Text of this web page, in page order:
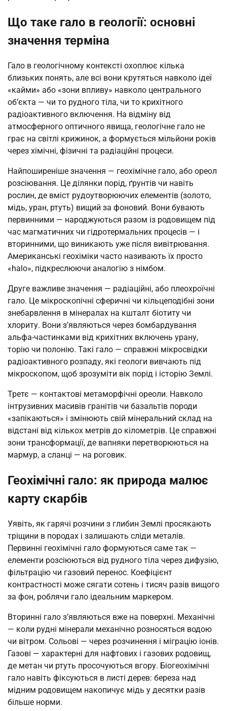
Що таке гало в геології: основні
значення терміна
Гало в геологічному контексті охоплює кілька
близьких понять, але всі вони крутяться навколо ідеї
«кайми» або «зони впливу» навколо центрального
об’єкта — чи то рудного тіла, чи то крихітного
радіоактивного включення. На відміну від
атмосферного оптичного явища, геологічне гало не
грає на світлі крижинок, а формується мільйони років
через хімічні, фізичні та радіаційні процеси.
Найпоширеніше значення — геохімічне гало, або ореол
розсіювання. Це ділянки порід, ґрунтів чи навіть
рослин, де вміст рудоутворюючих елементів (золото,
мідь, уран, ртуть) вищий за фоновий. Вони бувають
первинними — народжуються разом із родовищем під
час магматичних чи гідротермальних процесів — і
вторинними, що виникають уже після вивітрювання.
Американські геохіміки часто називають їх просто
«halo», підкреслюючи аналогію з німбом.
Друге важливе значення — радіаційні, або плеохроїчні
гало. Це мікроскопічні сферичні чи кільцеподібні зони
знебарвлення в мінералах на кшталт біотиту чи
хлориту. Вони з’являються через бомбардування
альфа-частинками від крихітних включень урану,
торію чи полонію. Такі гало — справжні мікросвідки
радіоактивного розпаду, які геологи вивчають під
мікроскопом, щоб зрозуміти вік порід і історію Землі.
Третє — контактові метаморфічні ореоли. Навколо
інтрузивних масивів гранітів чи базальтів породи
«запікаються» і змінюють свій мінеральний склад на
відстані від кількох метрів до кілометрів. Це справжні
зони трансформації, де вапняки перетворюються на
мармур, а сланці — на роговик.
Геохімічні гало: як природа малює
карту скарбів
Уявіть, як гарячі розчини з глибин Землі просякають
тріщини в породах і залишають сліди металів.
Первинні геохімічні гало формуються саме так —
елементи розсіюються від рудного тіла через дифузію,
фільтрацію чи газовий перенос. Коефіцієнт
контрастності може сягати сотень і тисяч разів вищого
за фон, роблячи гало ідеальним маркером.
Вторинні гало з’являються вже на поверхні. Механічні
— коли рудні мінерали механічно розносяться водою
чи вітром. Сольові — через розчинення і міграцію іонів.
Газові — характерні для нафтових і газових родовищ,
де метан чи ртуть просочуються вгору. Біогеохімічні
гало навіть фіксуються в листі дерев: береза над
мідним родовищем накопичує мідь у десятки разів
більше норми.